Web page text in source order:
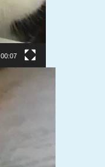
00:07